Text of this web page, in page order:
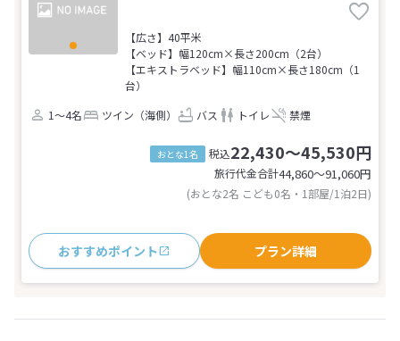
【広さ】40平米
【ベッド】幅120cm×長さ200cm（2台）
【エキストラベッド】幅110cm×長さ180cm（1
台）
1～4名
ツイン（海側） バス トイレ 禁煙
おとな1名 税込22,430～45,530円
旅行代金合計44,860〜91,060円
(おとな2名 こども0名・1部屋/1泊2日)
おすすめポイント プラン詳細